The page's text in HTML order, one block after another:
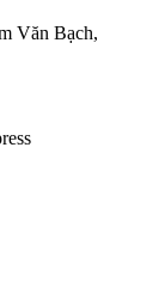
Văn Bạch,